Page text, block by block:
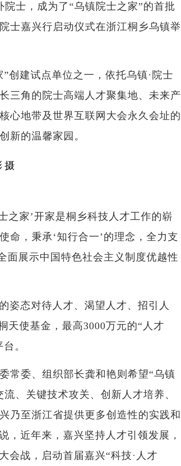
士，成为了“乌镇院士之家”的首批
士嘉兴行启动仪式在浙江桐乡乌镇举
建试点单位之一，依托乌镇·院士
三角的院士高端人才聚集地、未来产
心地带及世界互联网大会永久会址的
新的温馨家园。
家’开家是桐乡科技人才工作的崭
命，秉承‘知行合一’的理念，全力支
面展示中国特色社会主义制度优越性
态对待人才、渴望人才、招引人
天使基金，最高3000万元的“人才
。
委、组织部长龚和艳则希望“乌镇
、关键技术攻关、创新人才培养、
乃至浙江省提供更多创造性的实践和
，近年来，嘉兴坚持人才引领发展，
会战，启动首届嘉兴“科技·人才